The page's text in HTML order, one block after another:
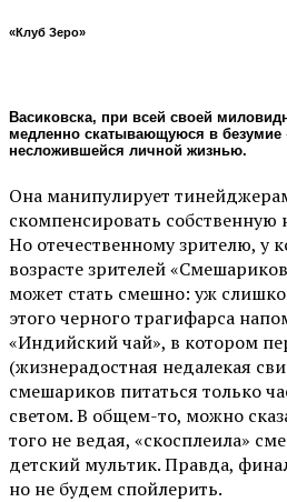
«Клуб Зеро»
Васиковска, при всей своей
медленно скатывающуюся в
несложившейся личной жизнью.
Она манипулирует
скомпенсировать собственную
Но отечественному зрителю, у
возрасте зрителей
может стать смешно: уж
этого черного трагифарса
«Индийский чай», в котором
(жизнерадостная недалекая
смешариков питаться только
светом. В общем-то, можно
того не ведая, «скосплеила»
детский мультик. Правда,
но не будем спойлерить.